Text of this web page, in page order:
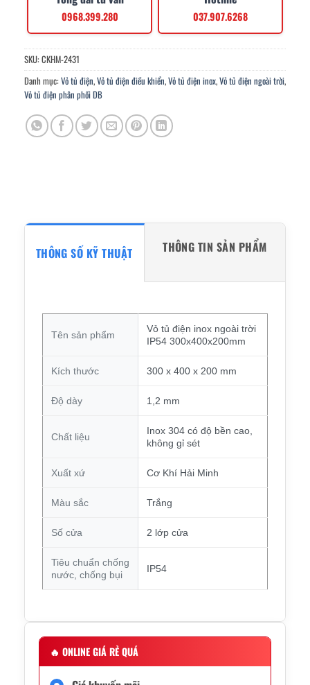
0968.399.280 037.907.6268
SKU: CKHM-2431
Danh mục: Vỏ tủ điện,Vỏ tủ điện điều khiển,Vỏ tủ điện inox,Vỏ tủ điện ngoài trời,
Vỏ tủ điện phân phối DB
THÔNG SỐ KỸ THUẬT THÔNG TIN SẢN PHẨM
Tên sản phẩm
Vỏ tủ điện inox ngoài trời
IP54 300x400x200mm
Kích thước 300 x 400 x 200 mm
Độ dày 1,2 mm
Chất liệu
Inox 304 có độ bền cao,
không gỉ sét
Xuất xứ Cơ Khí Hải Minh
Màu sắc Trắng
Số cửa 2 lớp cửa
Tiêu chuẩn chống
nước, chống bụi
IP54
🔥 ONLINE GIÁ RẺ QUÁ